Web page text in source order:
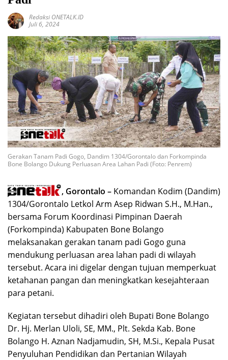
Redaksi ONETALK.ID
Juli 6, 2024
Gerakan Tanam Padi Gogo, Dandim 1304/Gorontalo dan Forkompinda
Bone Bolango Dukung Perluasan Area Lahan Padi (Foto: Penrem)
, Gorontalo – Komandan Kodim (Dandim)
1304/Gorontalo Letkol Arm Asep Ridwan S.H., M.Han.,
bersama Forum Koordinasi Pimpinan Daerah
(Forkompinda) Kabupaten Bone Bolango
melaksanakan gerakan tanam padi Gogo guna
mendukung perluasan area lahan padi di wilayah
tersebut. Acara ini digelar dengan tujuan memperkuat
ketahanan pangan dan meningkatkan kesejahteraan
para petani.
Kegiatan tersebut dihadiri oleh Bupati Bone Bolango
Dr. Hj. Merlan Uloli, SE, MM., Plt. Sekda Kab. Bone
Bolango H. Aznan Nadjamudin, SH, M.Si., Kepala Pusat
Penyuluhan Pendidikan dan Pertanian Wilayah